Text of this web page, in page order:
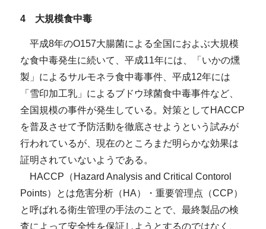
4 大規模食中毒
平成8年のO157大腸菌による全国におよぶ大規模
な食中毒発生に続いて、平成11年には、「いかの燻
製」によるサルモネラ食中毒事件、平成12年には
「雪印加工乳」によるブドウ球菌食中毒事件など、
全国規模の事件が発生している。対策としてHACCP
を普及させて予防活動を徹底させようという試みが
行われているが、現在のところまだ明らかな効果は
証明されていないようである。
HACCP（Hazard Analysis and Critical Contorol
Points）とは危害分析（HA）・重要管理点（CCP）
と呼ばれる衛生管理の手法のことで、最終製品の検
査によって安全性を保証しようとするのではなく、